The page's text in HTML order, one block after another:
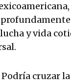
y vida
cruzar